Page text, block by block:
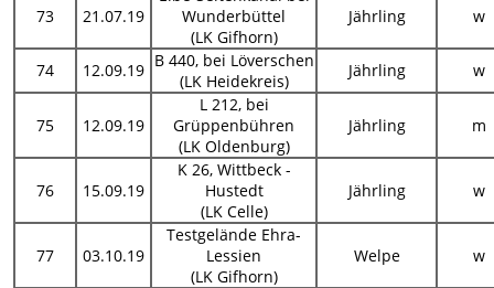
73 21.07.19
Wunderbüttel
(LK Gifhorn)
Jährling w
74 12.09.19 B 440, bei Löverschen
(LK Heidekreis)
Jährling w
75 12.09.19
L 212, bei
Grüppenbühren
(LK Oldenburg)
Jährling m
76 15.09.19
K 26, Wittbeck -
Hustedt
(LK Celle)
Jährling w
77 03.10.19
Testgelände Ehra-
Lessien
(LK Gifhorn)
Welpe w